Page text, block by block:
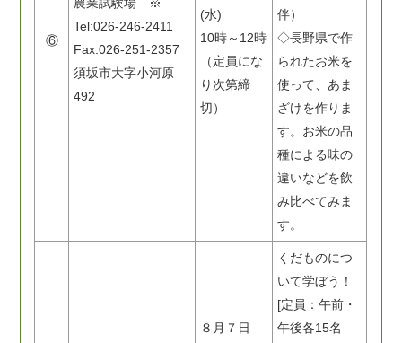
⑥
Tel:026-246-2411
Fax:026-251-2357
須坂市大字小河原
492
(水)
10時～12時
（定員にな
り次第締
切）
伴）
◇長野県で作
られたお米を
使って、あま
ざけを作りま
す。お米の品
種による味の
違いなどを飲
み比べてみま
す。
８月７日
くだものにつ
いて学ぼう！
[定員：午前・
午後各15名